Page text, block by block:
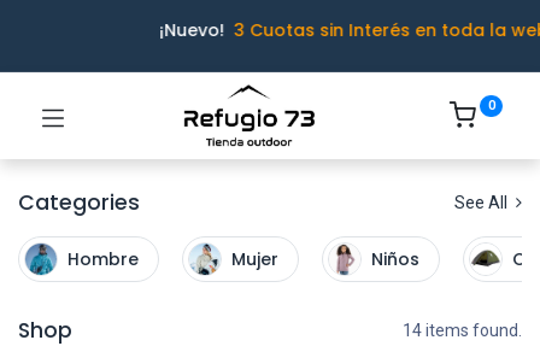
¡Nuevo!3 Cuotas sin Interés en toda la
0
Categories See All
Hombre Mujer Niños
Shop 14 items found.